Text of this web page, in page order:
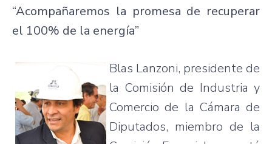
“Acompañaremos la promesa de recuperar
el 100% de la energía”
Blas Lanzoni, presidente de
la Comisión de Industria y
Comercio de la Cámara de
Diputados, miembro de la